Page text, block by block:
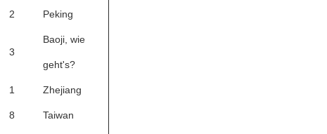
2 Peking
3
Baoji, wie
geht's?
1 Zhejiang
8 Taiwan